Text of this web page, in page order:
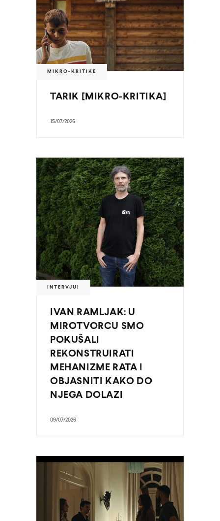
MIKRO-KRITIKE
TARIK [MIKRO-KRITIKA]
15/07/2026
INTERVJUI
IVAN RAMLJAK: U
MIROTVORCU SMO
POKUŠALI
REKONSTRUIRATI
MEHANIZME RATA I
OBJASNITI KAKO DO
NJEGA DOLAZI
09/07/2026